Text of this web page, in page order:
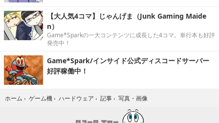
【大人気4コマ】じゃんげま（Junk Gaming Maide
n）
Game*Sparkの一大コンテンツに成長した4コマ。単行本も好評
発売中！
Game*Spark/インサイド公式ディスコードサーバー
好評稼働中！
ホーム › ゲーム機 › ハードウェア › 記事 › 写真・画像